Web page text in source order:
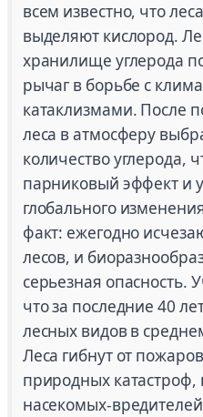
всем известно, что
выделяют кислород.
хранилище углерода
рычаг в борьбе с
катаклизмами. После
леса в атмосферу
количество углерода,
парниковый эффект и
глобального
факт: ежегодно
лесов, и
серьезная опасность.
что за последние 40
лесных видов в
Леса гибнут от
природных катастроф,
насекомых-